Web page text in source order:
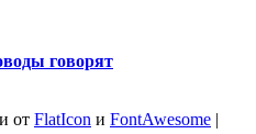
говорят
от FlatIcon и FontAwesome |